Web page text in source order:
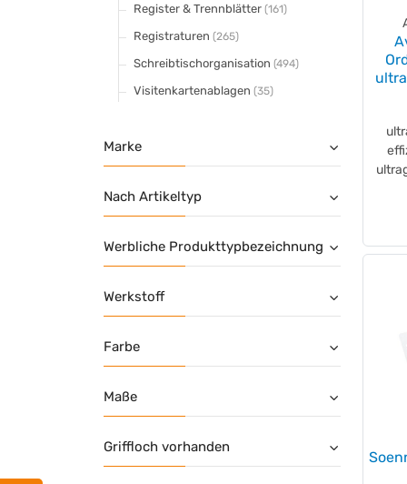
Register & Trennblätter (161)
Registraturen (265)
Schreibtischorganisation (494)
Visitenkartenablagen (35)
Marke
Nach Artikeltyp
Werbliche Produkttypbezeichnung
Werkstoff
Farbe
Maße
Griffloch vorhanden